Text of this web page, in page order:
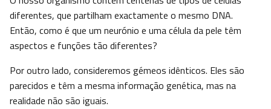
diferentes, que partilham exactamente o mesmo DNA.
Então, como é que um neurónio e uma célula da pele têm
aspectos e funções tão diferentes?
Por outro lado, consideremos gémeos idênticos. Eles são
parecidos e têm a mesma informação genética, mas na
realidade não são iguais.